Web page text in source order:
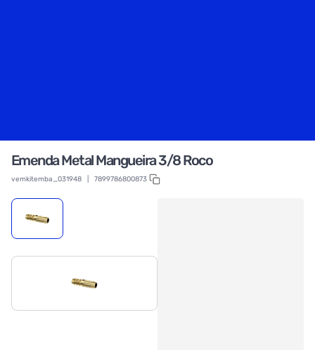
Emenda Metal Mangueira 3/8 Roco
vemkitemba_031948 7899786800873